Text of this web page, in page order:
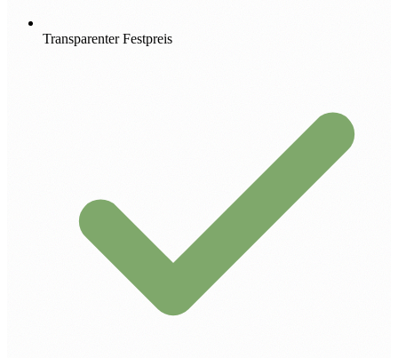
Transparenter Festpreis